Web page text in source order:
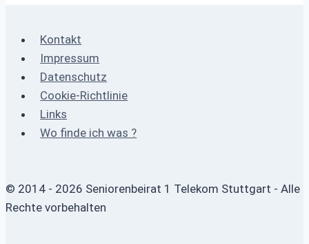
Kontakt
Impressum
Datenschutz
Cookie-Richtlinie
Links
Wo finde ich was ?
© 2014 - 2026 Seniorenbeirat 1 Telekom Stuttgart - Alle
Rechte vorbehalten